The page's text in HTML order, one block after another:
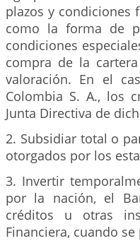
plazos y condiciones
como la forma de
condiciones
compra de la
valoración. En el
Colombia S. A., los
Junta Directiva de
2. Subsidiar total o
otorgados por los
3. Invertir
por la nación, el
créditos u otras
Financiera, cuando